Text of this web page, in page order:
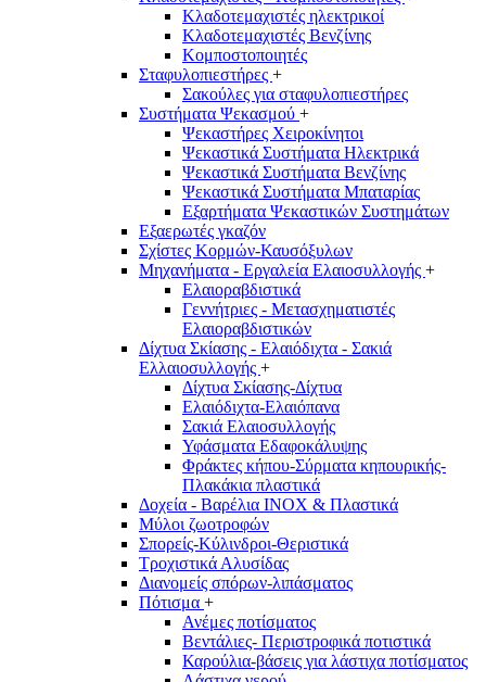
Κλαδοτεμαχιστές ηλεκτρικοί
Κλαδοτεμαχιστές Βενζίνης
Κομποστοποιητές
Σταφυλοπιεστήρες +
Σακούλες για σταφυλοπιεστήρες
Συστήματα Ψεκασμού +
Ψεκαστήρες Χειροκίνητοι
Ψεκαστικά Συστήματα Ηλεκτρικά
Ψεκαστικά Συστήματα Βενζίνης
Ψεκαστικά Συστήματα Μπαταρίας
Εξαρτήματα Ψεκαστικών Συστημάτων
Εξαερωτές γκαζόν
Σχίστες Κορμών-Καυσόξυλων
Μηχανήματα - Εργαλεία Ελαιοσυλλογής +
Ελαιοραβδιστικά
Γεννήτριες - Μετασχηματιστές
Ελαιοραβδιστικών
Δίχτυα Σκίασης - Ελαιόδιχτα - Σακιά
Ελλαιοσυλλογής +
Δίχτυα Σκίασης-Δίχτυα
Ελαιόδιχτα-Ελαιόπανα
Σακιά Ελαιοσυλλογής
Υφάσματα Εδαφοκάλυψης
Φράκτες κήπου-Σύρματα κηπουρικής-
Πλακάκια πλαστικά
Δοχεία - Βαρέλια INOX & Πλαστικά
Μύλοι ζωοτροφών
Σπορείς-Κύλινδροι-Θεριστικά
Τροχιστικά Αλυσίδας
Διανομείς σπόρων-λιπάσματος
Πότισμα +
Ανέμες ποτίσματος
Βεντάλιες- Περιστροφικά ποτιστικά
Καρούλια-βάσεις για λάστιχα ποτίσματος